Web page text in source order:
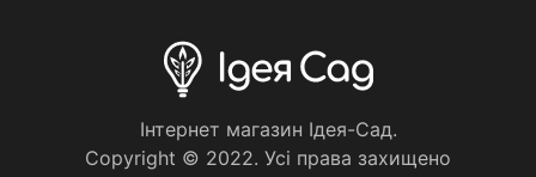
Iнтернет магазин Iдея-Сад.
Copyright © 2022. Усi права захищено